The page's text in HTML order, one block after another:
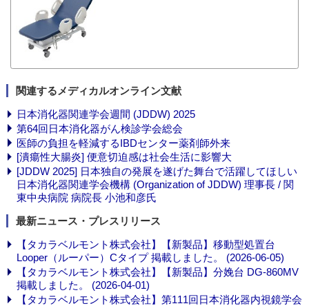
関連するメディカルオンライン文献
日本消化器関連学会週間 (JDDW) 2025
第64回日本消化器がん検診学会総会
医師の負担を軽減するIBDセンター薬剤師外来
[潰瘍性大腸炎] 便意切迫感は社会生活に影響大
[JDDW 2025] 日本独自の発展を遂げた舞台で活躍してほしい
日本消化器関連学会機構 (Organization of JDDW) 理事長 / 関
東中央病院 病院長 小池和彦氏
最新ニュース・プレスリリース
【タカラベルモント株式会社】【新製品】移動型処置台
Looper（ルーパー）Cタイプ 掲載しました。 (2026-06-05)
【タカラベルモント株式会社】【新製品】分娩台 DG-860MV
掲載しました。 (2026-04-01)
【タカラベルモント株式会社】第111回日本消化器内視鏡学会